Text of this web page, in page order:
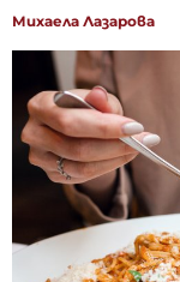
Михаела Лазарова